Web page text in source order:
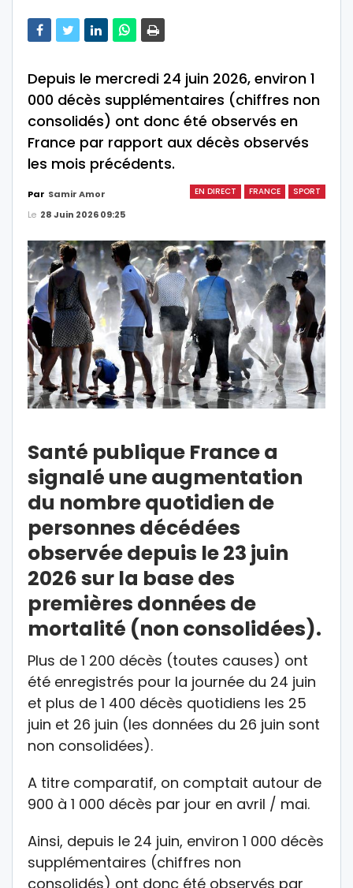
Depuis le mercredi 24 juin 2026, environ 1
000 décès supplémentaires (chiffres non
consolidés) ont donc été observés en
France par rapport aux décès observés
les mois précédents.
EN DIRECT FRANCE SPORT
Par Samir Amor
Le 28 Juin 2026 09:25
Santé publique France a
signalé une augmentation
du nombre quotidien de
personnes décédées
observée depuis le 23 juin
2026 sur la base des
premières données de
mortalité (non consolidées).
Plus de 1 200 décès (toutes causes) ont
été enregistrés pour la journée du 24 juin
et plus de 1 400 décès quotidiens les 25
juin et 26 juin (les données du 26 juin sont
non consolidées).
A titre comparatif, on comptait autour de
900 à 1 000 décès par jour en avril / mai.
Ainsi, depuis le 24 juin, environ 1 000 décès
supplémentaires (chiffres non
consolidés) ont donc été observés par